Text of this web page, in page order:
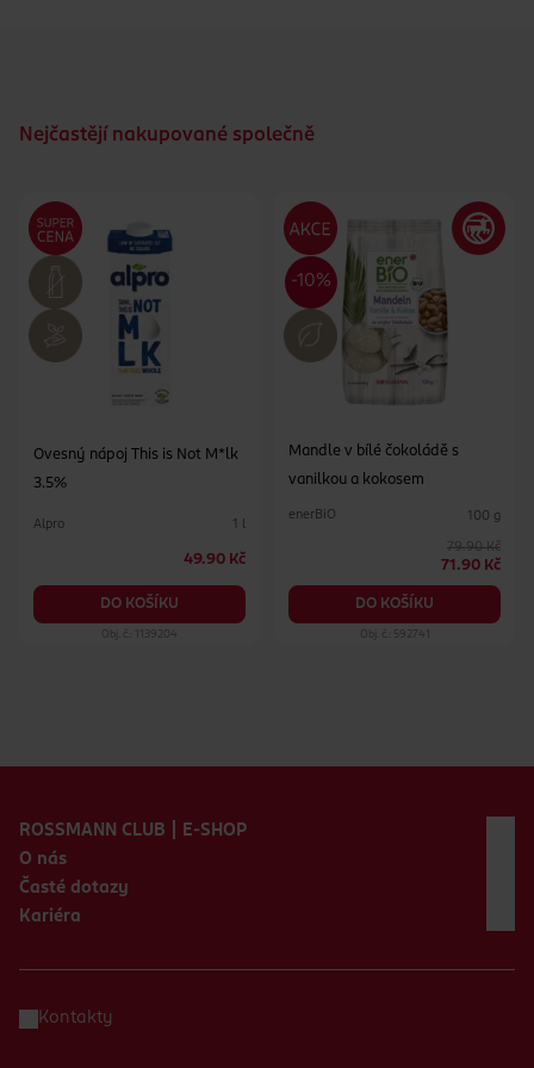
Nejčastějí nakupované společně
Ovesný nápoj This is Not M*lk
3.5%
Alpro 1 l
49.90 Kč
DO KOŠÍKU
Obj. č.: 1139204
Mandle v bílé čokoládě s
vanilkou a kokosem
enerBiO 100 g
79.90 Kč
71.90 Kč
DO KOŠÍKU
Obj. č.: 592741
ROSSMANN CLUB | E-SHOP
O nás
Časté dotazy
Kariéra
Kontakty